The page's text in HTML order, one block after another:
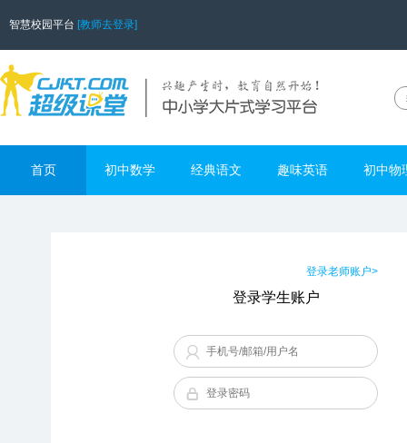
智慧校园平台 [教师去登录]
首页 初中数学 经典语文 趣味英语 初中物
登录老师账户>
登录学生账户